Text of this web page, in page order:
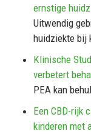
ernstige
Uitwendig
huidziekte bij
Klinische
verbetert
PEA kan
Een CBD-rijk
kinderen met